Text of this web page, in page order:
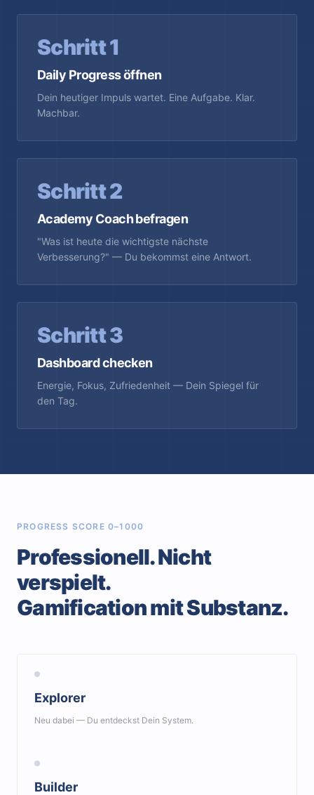
Schritt 1
Daily Progress öffnen
Dein heutiger Impuls wartet. Eine Aufgabe. Klar.
Machbar.
Schritt 2
Academy Coach befragen
"Was ist heute die wichtigste nächste
Verbesserung?" — Du bekommst eine Antwort.
Schritt 3
Dashboard checken
Energie, Fokus, Zufriedenheit — Dein Spiegel für
den Tag.
PROGRESS SCORE 0–1000
Professionell. Nicht
verspielt.
Gamification mit Substanz.
Explorer
Neu dabei — Du entdeckst Dein System.
Builder